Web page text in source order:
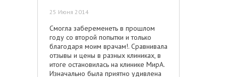
25 Июня 2014
Смогла забеременеть в прошлом
году со второй попытки и только
благодаря моим врачам!. Сравнивала
отзывы и цены в разных клиниках, в
итоге остановилась на клинике МирА.
Изначально была приятно удивлена